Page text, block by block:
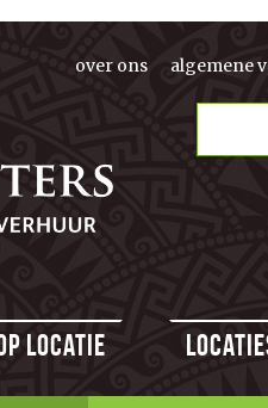
over ons algemene
locatie